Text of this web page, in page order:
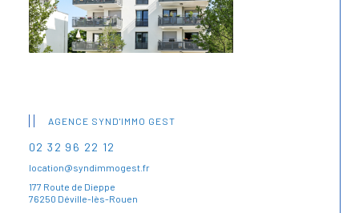
AGENCE SYND'IMMO GEST
02 32 96 22 12
location@syndimmogest.fr
177 Route de Dieppe
76250 Déville-lès-Rouen